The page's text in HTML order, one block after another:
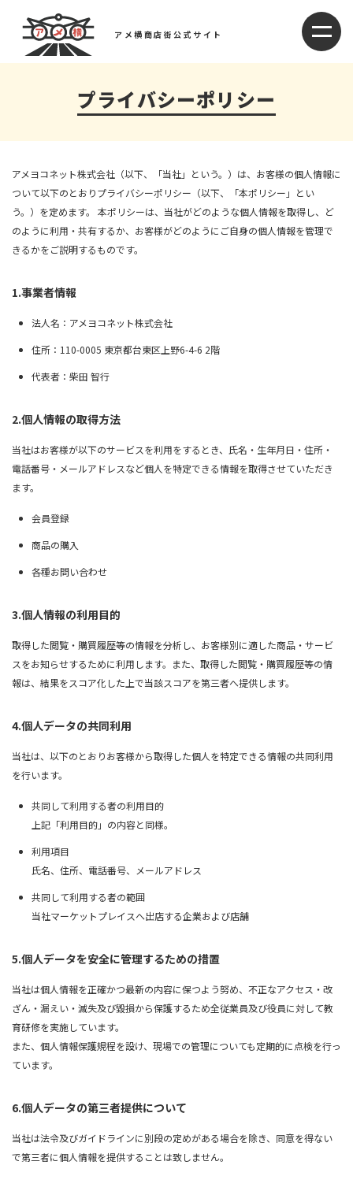
アメ横商店街公式サイト
プライバシーポリシー
アメヨコネット株式会社（以下、「当社」という。）は、お客様の個人情報に
ついて以下のとおりプライバシーポリシー（以下、「本ポリシー」とい
う。）を定めます。 本ポリシーは、当社がどのような個人情報を取得し、ど
のように利用・共有するか、お客様がどのようにご自身の個人情報を管理で
きるかをご説明するものです。
1.事業者情報
法人名：アメヨコネット株式会社
住所：110-0005 東京都台東区上野6-4-6 2階
代表者：柴田 智行
2.個人情報の取得方法
当社はお客様が以下のサービスを利用をするとき、氏名・生年月日・住所・
電話番号・メールアドレスなど個人を特定できる情報を取得させていただき
ます。
会員登録
商品の購入
各種お問い合わせ
3.個人情報の利用目的
取得した閲覧・購買履歴等の情報を分析し、お客様別に適した商品・サービ
スをお知らせするために利用します。また、取得した閲覧・購買履歴等の情
報は、結果をスコア化した上で当該スコアを第三者へ提供します。
4.個人データの共同利用
当社は、以下のとおりお客様から取得した個人を特定できる情報の共同利用
を行います。
共同して利用する者の利用目的
上記「利用目的」の内容と同様。
利用項目
氏名、住所、電話番号、メールアドレス
共同して利用する者の範囲
当社マーケットプレイスへ出店する企業および店舗
5.個人データを安全に管理するための措置
当社は個人情報を正確かつ最新の内容に保つよう努め、不正なアクセス・改
ざん・漏えい・滅失及び毀損から保護するため全従業員及び役員に対して教
育研修を実施しています。
また、個人情報保護規程を設け、現場での管理についても定期的に点検を行っ
ています。
6.個人データの第三者提供について
当社は法令及びガイドラインに別段の定めがある場合を除き、同意を得ない
で第三者に個人情報を提供することは致しません。